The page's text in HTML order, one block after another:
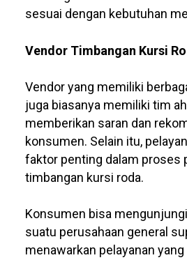
sesuai dengan kebutuhan
Vendor Timbangan Kursi
Vendor yang memiliki
juga biasanya memiliki tim
memberikan saran dan
konsumen. Selain itu,
faktor penting dalam proses
timbangan kursi roda.
Konsumen bisa mengunjungi
suatu perusahaan general
menawarkan pelayanan